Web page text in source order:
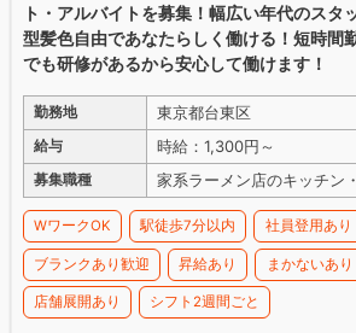
ト・アルバイトを募集！幅広い年代のスタ
型髪色自由であなたらしく働ける！短時間
でも研修があるから安心して働けます！
勤務地 東京都台東区
給与 時給：1,300円～
募集職種 家系ラーメン店のキッチン
WワークOK 駅徒歩7分以内 社員登用あり
ブランクあり歓迎 昇給あり まかないあり
店舗展開あり シフト2週間ごと